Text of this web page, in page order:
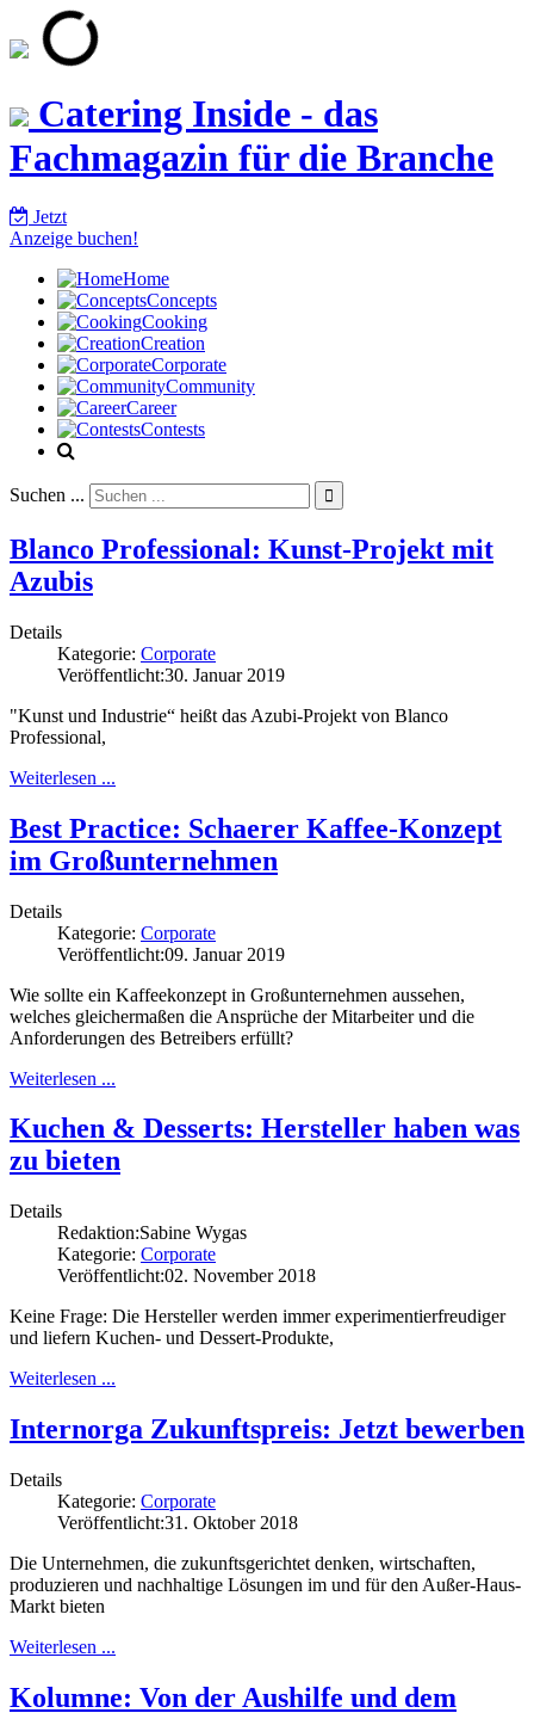
Catering Inside - das
Fachmagazin für die Branche
Jetzt
Anzeige buchen!
Home
Concepts
Cooking
Creation
Corporate
Community
Career
Contests
Suchen ... 
Blanco Professional: Kunst-Projekt mit
Azubis
Details
Kategorie: Corporate
Veröffentlicht:30. Januar 2019
"Kunst und Industrie“ heißt das Azubi-Projekt von Blanco
Professional,
Weiterlesen ...
Best Practice: Schaerer Kaffee-Konzept
im Großunternehmen
Details
Kategorie: Corporate
Veröffentlicht:09. Januar 2019
Wie sollte ein Kaffeekonzept in Großunternehmen aussehen,
welches gleichermaßen die Ansprüche der Mitarbeiter und die
Anforderungen des Betreibers erfüllt?
Weiterlesen ...
Kuchen & Desserts: Hersteller haben was
zu bieten
Details
Redaktion:Sabine Wygas
Kategorie: Corporate
Veröffentlicht:02. November 2018
Keine Frage: Die Hersteller werden immer experimentierfreudiger
und liefern Kuchen- und Dessert-Produkte,
Weiterlesen ...
Internorga Zukunftspreis: Jetzt bewerben
Details
Kategorie: Corporate
Veröffentlicht:31. Oktober 2018
Die Unternehmen, die zukunftsgerichtet denken, wirtschaften,
produzieren und nachhaltige Lösungen im und für den Außer-Haus-
Markt bieten
Weiterlesen ...
Kolumne: Von der Aushilfe und dem